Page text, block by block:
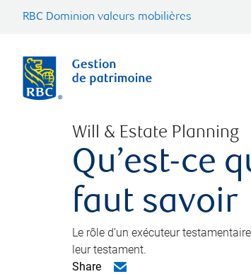
RBC Dominion valeurs mobilières
Will & Estate Planning
Qu’est-ce
faut savoir
Le rôle d’un exécuteur
leur testament.
Share